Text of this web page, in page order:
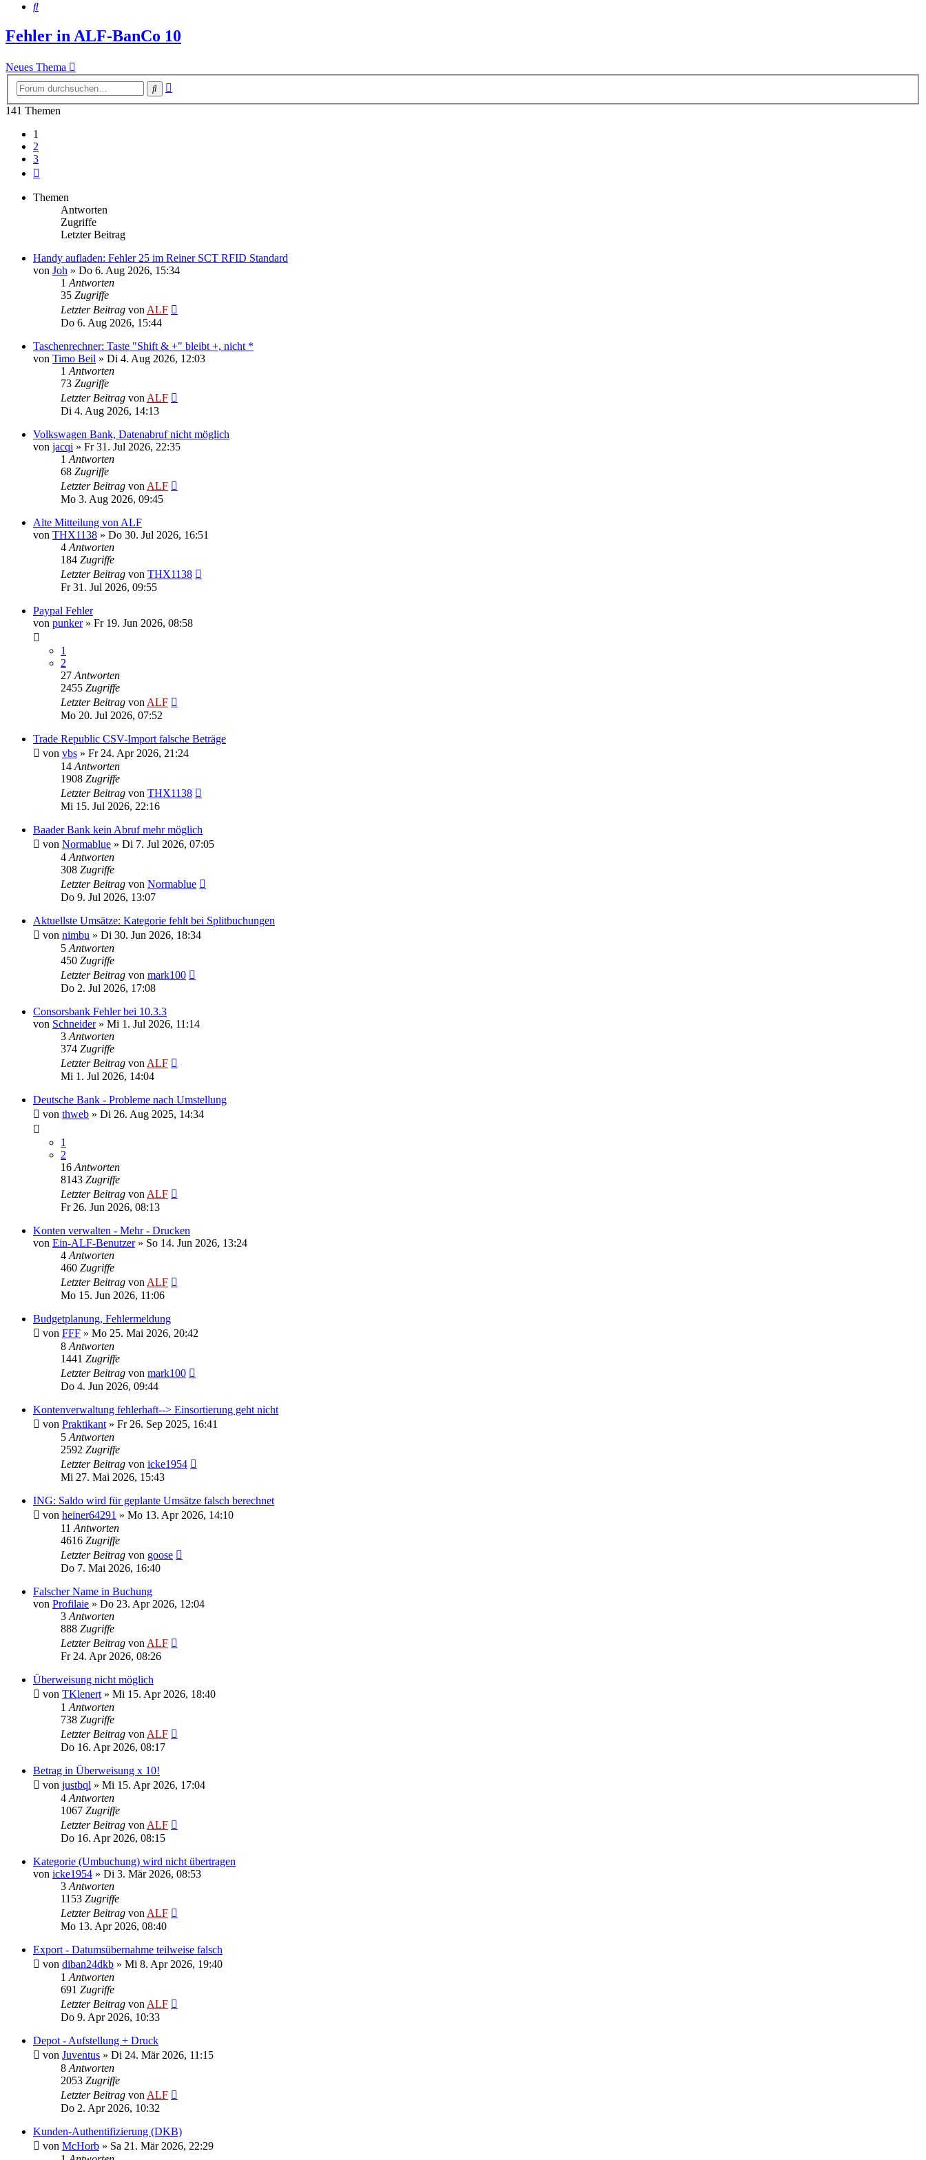
Suche
Fehler in ALF-BanCo 10
Neues Thema
Suche
141 Themen
1
2
3
Themen
Antworten
Zugriffe
Letzter Beitrag
Handy aufladen: Fehler 25 im Reiner SCT RFID Standard
von Joh » Do 6. Aug 2026, 15:34
1 Antworten
35 Zugriffe
Letzter Beitrag von ALF
Do 6. Aug 2026, 15:44
Taschenrechner: Taste "Shift & +" bleibt +, nicht *
von Timo Beil » Di 4. Aug 2026, 12:03
1 Antworten
73 Zugriffe
Letzter Beitrag von ALF
Di 4. Aug 2026, 14:13
Volkswagen Bank, Datenabruf nicht möglich
von jacqi » Fr 31. Jul 2026, 22:35
1 Antworten
68 Zugriffe
Letzter Beitrag von ALF
Mo 3. Aug 2026, 09:45
Alte Mitteilung von ALF
von THX1138 » Do 30. Jul 2026, 16:51
4 Antworten
184 Zugriffe
Letzter Beitrag von THX1138
Fr 31. Jul 2026, 09:55
Paypal Fehler
von punker» Fr 19. Jun 2026, 08:58
1
2
27 Antworten
2455 Zugriffe
Letzter Beitrag von ALF
Mo 20. Jul 2026, 07:52
Trade Republic CSV-Import falsche Beträge
von vbs » Fr 24. Apr 2026, 21:24
14 Antworten
1908 Zugriffe
Letzter Beitrag von THX1138
Mi 15. Jul 2026, 22:16
Baader Bank kein Abruf mehr möglich
von Normablue » Di 7. Jul 2026, 07:05
4 Antworten
308 Zugriffe
Letzter Beitrag von Normablue
Do 9. Jul 2026, 13:07
Aktuellste Umsätze: Kategorie fehlt bei Splitbuchungen
von nimbu » Di 30. Jun 2026, 18:34
5 Antworten
450 Zugriffe
Letzter Beitrag von mark100
Do 2. Jul 2026, 17:08
Consorsbank Fehler bei 10.3.3
von Schneider» Mi 1. Jul 2026, 11:14
3 Antworten
374 Zugriffe
Letzter Beitrag von ALF
Mi 1. Jul 2026, 14:04
Deutsche Bank - Probleme nach Umstellung
von thweb » Di 26. Aug 2025, 14:34
1
2
16 Antworten
8143 Zugriffe
Letzter Beitrag von ALF
Fr 26. Jun 2026, 08:13
Konten verwalten - Mehr - Drucken
von Ein-ALF-Benutzer» So 14. Jun 2026, 13:24
4 Antworten
460 Zugriffe
Letzter Beitrag von ALF
Mo 15. Jun 2026, 11:06
Budgetplanung, Fehlermeldung
von FFF » Mo 25. Mai 2026, 20:42
8 Antworten
1441 Zugriffe
Letzter Beitrag von mark100
Do 4. Jun 2026, 09:44
Kontenverwaltung fehlerhaft--> Einsortierung geht nicht
von Praktikant » Fr 26. Sep 2025, 16:41
5 Antworten
2592 Zugriffe
Letzter Beitrag von icke1954
Mi 27. Mai 2026, 15:43
ING: Saldo wird für geplante Umsätze falsch berechnet
von heiner64291 » Mo 13. Apr 2026, 14:10
11 Antworten
4616 Zugriffe
Letzter Beitrag von goose
Do 7. Mai 2026, 16:40
Falscher Name in Buchung
von Profilaie » Do 23. Apr 2026, 12:04
3 Antworten
888 Zugriffe
Letzter Beitrag von ALF
Fr 24. Apr 2026, 08:26
Überweisung nicht möglich
von TKlenert » Mi 15. Apr 2026, 18:40
1 Antworten
738 Zugriffe
Letzter Beitrag von ALF
Do 16. Apr 2026, 08:17
Betrag in Überweisung x 10!
von justbql » Mi 15. Apr 2026, 17:04
4 Antworten
1067 Zugriffe
Letzter Beitrag von ALF
Do 16. Apr 2026, 08:15
Kategorie (Umbuchung) wird nicht übertragen
von icke1954 » Di 3. Mär 2026, 08:53
3 Antworten
1153 Zugriffe
Letzter Beitrag von ALF
Mo 13. Apr 2026, 08:40
Export - Datumsübernahme teilweise falsch
von diban24dkb » Mi 8. Apr 2026, 19:40
1 Antworten
691 Zugriffe
Letzter Beitrag von ALF
Do 9. Apr 2026, 10:33
Depot - Aufstellung + Druck
von Juventus » Di 24. Mär 2026, 11:15
8 Antworten
2053 Zugriffe
Letzter Beitrag von ALF
Do 2. Apr 2026, 10:32
Kunden-Authentifizierung (DKB)
von McHorb » Sa 21. Mär 2026, 22:29